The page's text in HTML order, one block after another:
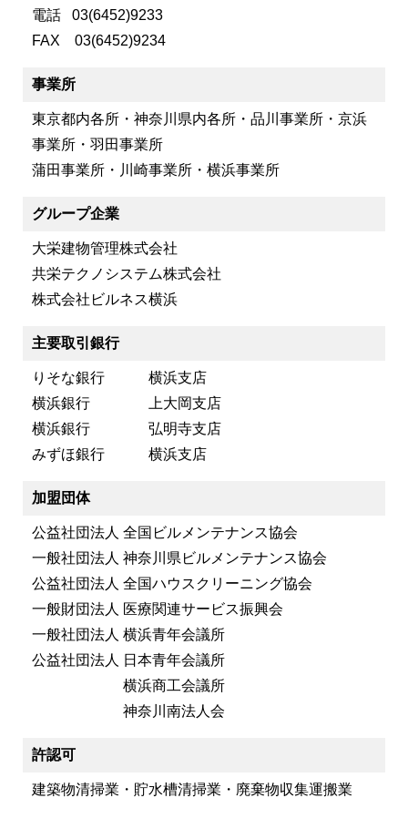
電話 03(6452)9233
FAX 03(6452)9234
事業所
東京都内各所・神奈川県内各所・品川事業所・京浜
事業所・羽田事業所
蒲田事業所・川崎事業所・横浜事業所
グループ企業
大栄建物管理株式会社
共栄テクノシステム株式会社
株式会社ビルネス横浜
主要取引銀行
りそな銀行 横浜支店
横浜銀行 上大岡支店
横浜銀行 弘明寺支店
みずほ銀行 横浜支店
加盟団体
公益社団法人 全国ビルメンテナンス協会
一般社団法人 神奈川県ビルメンテナンス協会
公益社団法人 全国ハウスクリーニング協会
一般財団法人 医療関連サービス振興会
一般社団法人 横浜青年会議所
公益社団法人 日本青年会議所
横浜商工会議所
神奈川南法人会
許認可
建築物清掃業・貯水槽清掃業・廃棄物収集運搬業